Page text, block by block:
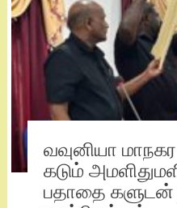
வவுனியா
கடும்
பதாதை களுடன்